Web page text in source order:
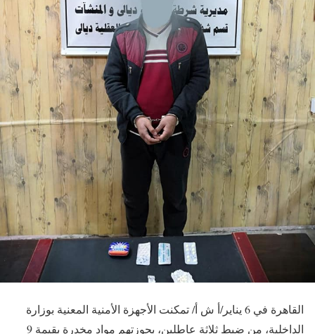
القاهرة في 6 يناير/أ ش أ/ تمكنت الأجهزة الأمنية المعنية بوزارة
الداخلية، من ضبط ثلاثة عاطلين، بحوزتهم مواد مخدرة بقيمة 9